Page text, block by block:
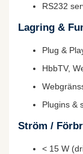
RS232
Lagring &
Plug &
HbbTV,
Plugins &
Ström /
< 15 W